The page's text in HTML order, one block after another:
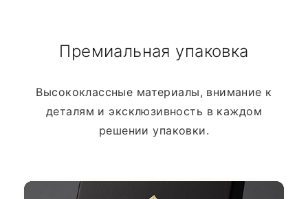
Премиальная упаковка
Высококлассные материалы, внимание к
деталям и эксклюзивность в каждом
решении упаковки.